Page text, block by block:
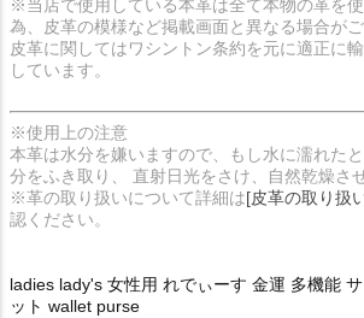
※当店で使用している本革は全て本物の革を
為、皮革の模様など掲載画面と異なる場合が
皮革に関してはワシントン条約を元に適正に
しています。
※使用上の注意
本革は水分を嫌いますので、もし水に濡れた
分をふき取り、 直射日光をさけ、自然乾燥さ
※革の取り扱いについて詳細は[皮革の取り扱
認ください。
ladies lady's 女性用 れでぃーす 金運 多機能
ット wallet purse